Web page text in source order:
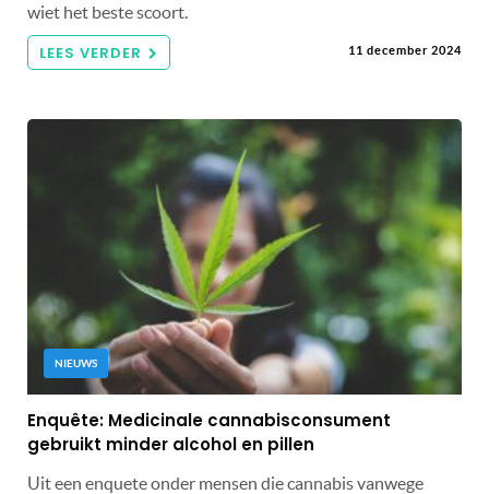
wiet het beste scoort.
LEES VERDER 11 december 2024
NIEUWS
Enquête: Medicinale cannabisconsument
gebruikt minder alcohol en pillen
Uit een enquete onder mensen die cannabis vanwege